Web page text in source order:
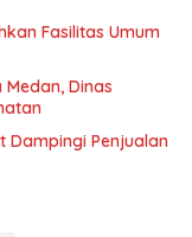
Fasilitas Umum
Dinas
Dampingi Penjualan